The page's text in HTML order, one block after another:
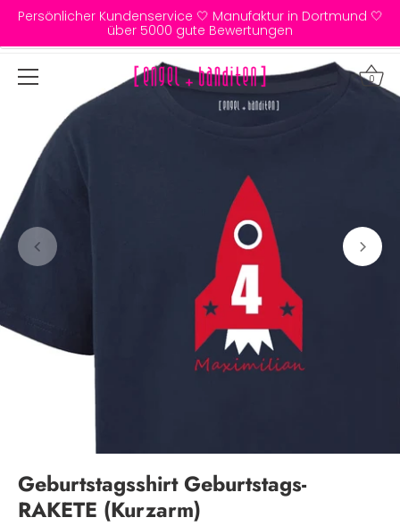
Direkt
Inhalt
Persönlicher Kundenservice 🤍 Manufaktur in Dortmund 🤍
über 5000 gute Bewertungen
0
Geburtstagsshirt Geburtstags-
RAKETE (Kurzarm)